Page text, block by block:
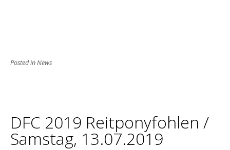
Posted inNews
DFC 2019 Reitponyfohlen /
Samstag, 13.07.2019